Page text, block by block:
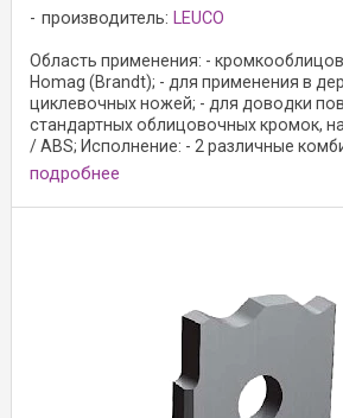
производитель: LEUCO
Область применения: -
Homag (Brandt); - для применения в
циклевочных ножей; - для доводки
стандартных облицовочных кромок,
/ ABS; Исполнение: - 2 различные
...
подробнее